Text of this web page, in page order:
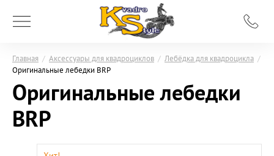
Главная / Аксессуары для квадроциклов / Лебёдка для квадроцикла /
Оригинальные лебедки BRP
Оригинальные лебедки
BRP